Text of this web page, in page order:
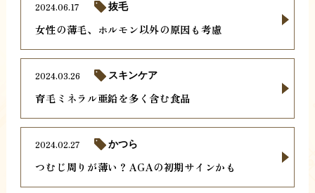
女性の薄毛、ホルモン以外の原因も考慮
2024.06.17 抜毛
育毛ミネラル亜鉛を多く含む食品
2024.03.26 スキンケア
つむじ周りが薄い？AGAの初期サインかも
2024.02.27 かつら